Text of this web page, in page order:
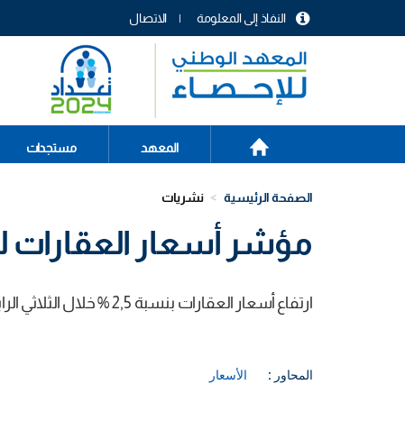
menu
header
الاتصال النفاذ إلى المعلومة
Main
navigation
الرئيسية
المعهد مستجدات
الصفحة الرئيسية نشريات
مؤشر أسعار العقارات
ارتفاع أسعار العقارات بنسبة 2,5 % خلال الثلاثي الرابع من سنة 2018 مقارنة بالثلاثي الثالث من نفس السنة.
المحاور : الأسعار